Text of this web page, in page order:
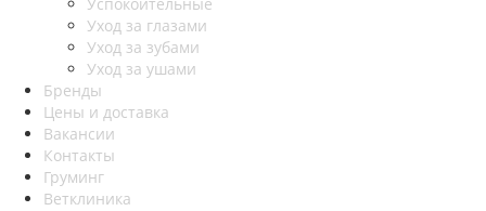
Уход за глазами
Уход за зубами
Уход за ушами
Бренды
Цены и доставка
Вакансии
Контакты
Груминг
Ветклиника